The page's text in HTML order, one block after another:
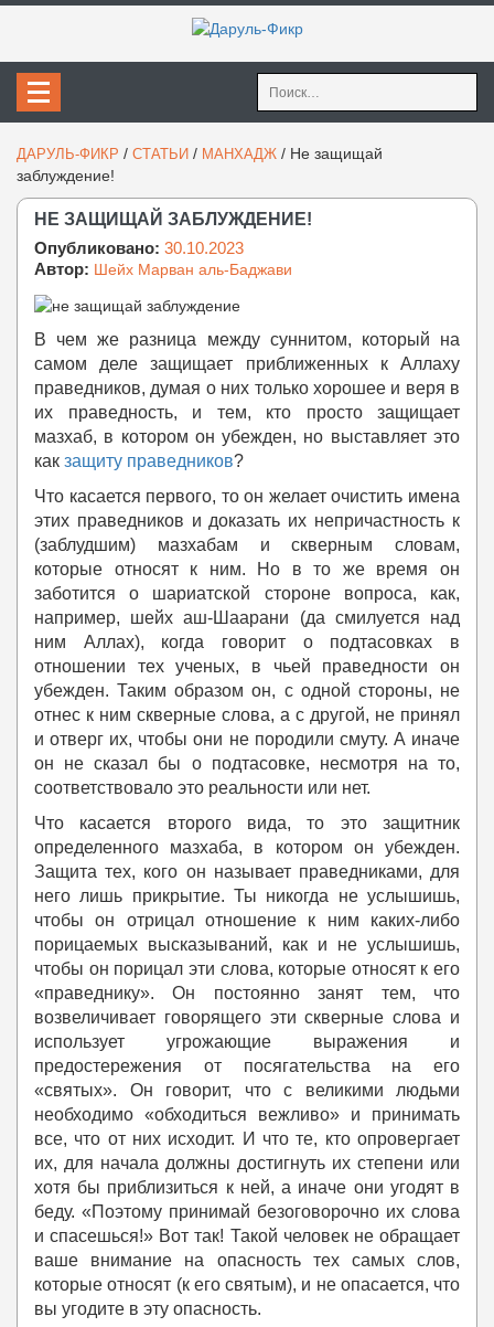
Найти:
ДАРУЛЬ-ФИКР / СТАТЬИ / МАНХАДЖ / Не защищай
заблуждение!
НЕ ЗАЩИЩАЙ ЗАБЛУЖДЕНИЕ!
Опубликовано: 30.10.2023
Автор: Шейх Марван аль-Баджави
В чем же разница между суннитом, который на
самом деле защищает приближенных к Аллаху
праведников, думая о них только хорошее и веря в
их праведность, и тем, кто просто защищает
мазхаб, в котором он убежден, но выставляет это
как защиту праведников?
Что касается первого, то он желает очистить имена
этих праведников и доказать их непричастность к
(заблудшим) мазхабам и скверным словам,
которые относят к ним. Но в то же время он
заботится о шариатской стороне вопроса, как,
например, шейх аш-Шаарани (да смилуется над
ним Аллах), когда говорит о подтасовках в
отношении тех ученых, в чьей праведности он
убежден. Таким образом он, с одной стороны, не
отнес к ним скверные слова, а с другой, не принял
и отверг их, чтобы они не породили смуту. А иначе
он не сказал бы о подтасовке, несмотря на то,
соответствовало это реальности или нет.
Что касается второго вида, то это защитник
определенного мазхаба, в котором он убежден.
Защита тех, кого он называет праведниками, для
него лишь прикрытие. Ты никогда не услышишь,
чтобы он отрицал отношение к ним каких-либо
порицаемых высказываний, как и не услышишь,
чтобы он порицал эти слова, которые относят к его
«праведнику». Он постоянно занят тем, что
возвеличивает говорящего эти скверные слова и
использует угрожающие выражения и
предостережения от посягательства на его
«святых». Он говорит, что с великими людьми
необходимо «обходиться вежливо» и принимать
все, что от них исходит. И что те, кто опровергает
их, для начала должны достигнуть их степени или
хотя бы приблизиться к ней, а иначе они угодят в
беду. «Поэтому принимай безоговорочно их слова
и спасешься!» Вот так! Такой человек не обращает
ваше внимание на опасность тех самых слов,
которые относят (к его святым), и не опасается, что
вы угодите в эту опасность.